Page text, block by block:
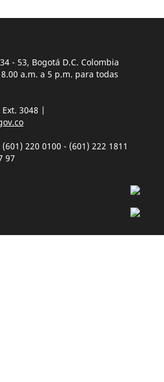
- 53, Bogotá D.C. Colombia
a.m. a 5 p.m. para todas
3048 |
220 0100 - (601) 222 1811
97